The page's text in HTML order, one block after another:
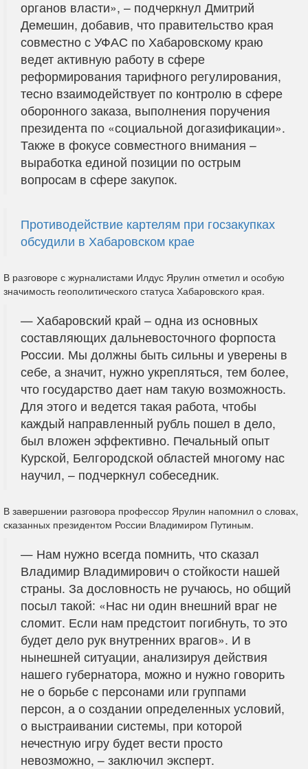
органов власти», – подчеркнул Дмитрий
Демешин, добавив, что правительство края
совместно с УФАС по Хабаровскому краю
ведет активную работу в сфере
реформирования тарифного регулирования,
тесно взаимодействует по контролю в сфере
оборонного заказа, выполнения поручения
президента по «социальной догазификации».
Также в фокусе совместного внимания –
выработка единой позиции по острым
вопросам в сфере закупок.
Противодействие картелям при госзакупках
обсудили в Хабаровском крае
В разговоре с журналистами Илдус Ярулин отметил и особую
значимость геополитического статуса Хабаровского края.
— Хабаровский край – одна из основных
составляющих дальневосточного форпоста
России. Мы должны быть сильны и уверены в
себе, а значит, нужно укрепляться, тем более,
что государство дает нам такую возможность.
Для этого и ведется такая работа, чтобы
каждый направленный рубль пошел в дело,
был вложен эффективно. Печальный опыт
Курской, Белгородской областей многому нас
научил, – подчеркнул собеседник.
В завершении разговора профессор Ярулин напомнил о словах,
сказанных президентом России Владимиром Путиным.
— Нам нужно всегда помнить, что сказал
Владимир Владимирович о стойкости нашей
страны. За дословность не ручаюсь, но общий
посыл такой: «Нас ни один внешний враг не
сломит. Если нам предстоит погибнуть, то это
будет дело рук внутренних врагов». И в
нынешней ситуации, анализируя действия
нашего губернатора, можно и нужно говорить
не о борьбе с персонами или группами
персон, а о создании определенных условий,
о выстраивании системы, при которой
нечестную игру будет вести просто
невозможно, – заключил эксперт.